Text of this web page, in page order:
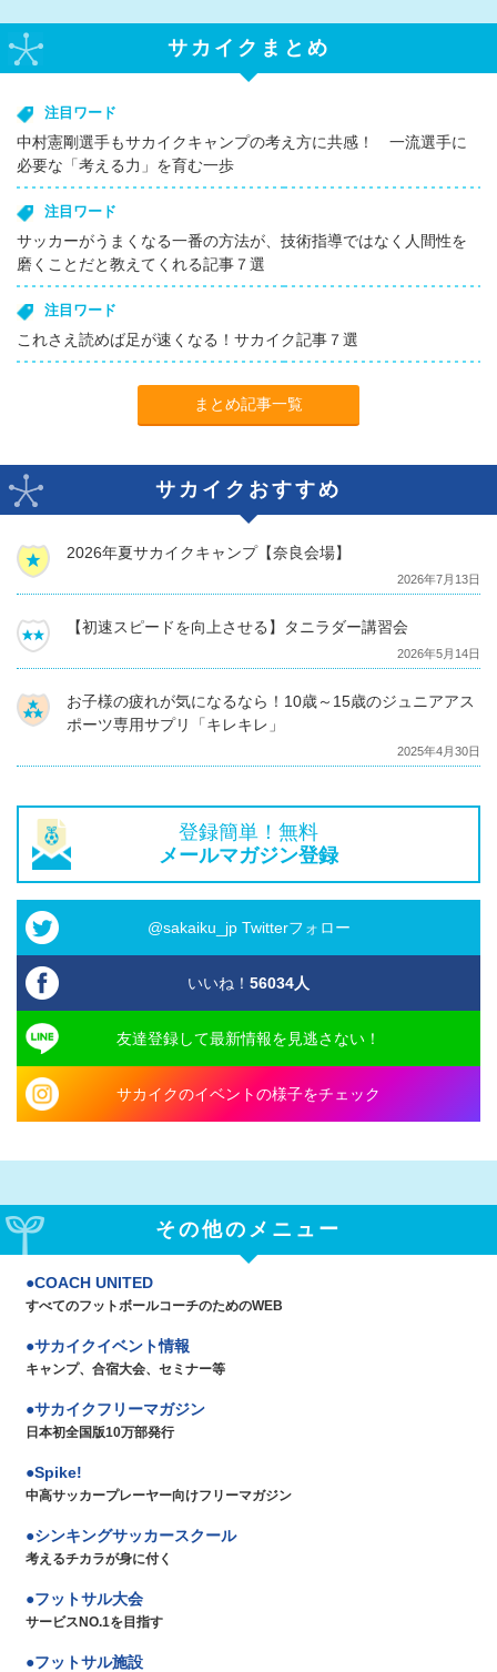
サカイクまとめ
注目ワード
中村憲剛選手もサカイクキャンプの考え方に共感！ 一流選手に
必要な「考える力」を育む一歩
注目ワード
サッカーがうまくなる一番の方法が、技術指導ではなく人間性を
磨くことだと教えてくれる記事７選
注目ワード
これさえ読めば足が速くなる！サカイク記事７選
まとめ記事一覧
サカイクおすすめ
2026年夏サカイクキャンプ【奈良会場】
2026年7月13日
【初速スピードを向上させる】タニラダー講習会
2026年5月14日
お子様の疲れが気になるなら！10歳～15歳のジュニアアス
ポーツ専用サプリ「キレキレ」
2025年4月30日
登録簡単！無料
メールマガジン登録
@sakaiku_jp Twitterフォロー
いいね！ 56034人
友達登録して最新情報を見逃さない！
サカイクのイベントの様子をチェック
その他のメニュー
COACH UNITED
すべてのフットボールコーチのためのWEB
サカイクイベント情報
キャンプ、合宿大会、セミナー等
サカイクフリーマガジン
日本初全国版10万部発行
Spike!
中高サッカープレーヤー向けフリーマガジン
シンキングサッカースクール
考えるチカラが身に付く
フットサル大会
サービスNO.1を目指す
フットサル施設